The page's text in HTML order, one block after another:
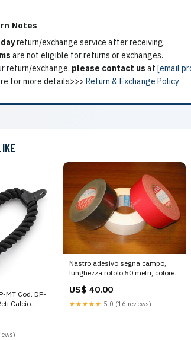
Notes
return/exchange service after receiving.
are not eligible for returns or exchanges.
return/exchange, please contact us at [email
for more details>>> Return & Exchange Policy
MT Cod. DP-
Calcio
Nastro adesivo segna campo,
lunghezza rotolo 50 metri, colore
rotolo da 50m. Colore:Rosso
US$ 40.00
★★★★★ 5.0 (16 reviews)